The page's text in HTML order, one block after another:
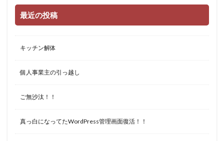
最近の投稿
キッチン解体
個人事業主の引っ越し
ご無沙汰！！
真っ白になってたWordPress管理画面復活！！